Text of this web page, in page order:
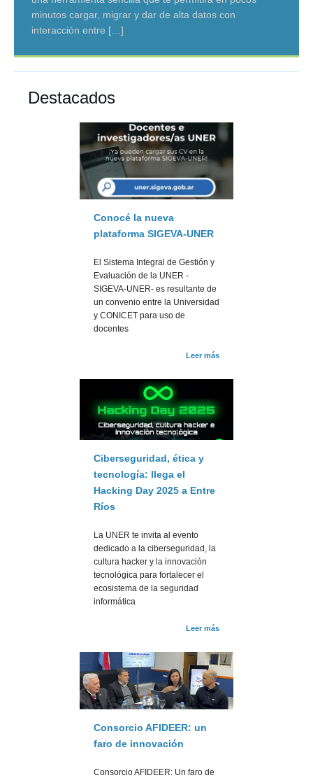
minutos cargar, migrar y dar de alta datos con
interacción entre […]
inscripción[…]
agosto. PROGRAMA DEL SEMINARIO
(presencial y virtual). Sitios de referencia:
http://itaproq.di.fcen.uba.ar/?p=958 y
presentaciones presenciales en nuestra Universidad .
[…]
Destacados
Conocé la nueva
plataforma SIGEVA-UNER
El Sistema Integral de Gestión y
Evaluación de la UNER -
SIGEVA-UNER- es resultante de
un convenio entre la Universidad
y CONICET para uso de
docentes
Leer más
Ciberseguridad, ética y
tecnología: llega el
Hacking Day 2025 a Entre
Ríos
La UNER te invita al evento
dedicado a la ciberseguridad, la
cultura hacker y la innovación
tecnológica para fortalecer el
ecosistema de la seguridad
informática
Leer más
Consorcio AFIDEER: un
faro de innovación
Consorcio AFIDEER: Un faro de